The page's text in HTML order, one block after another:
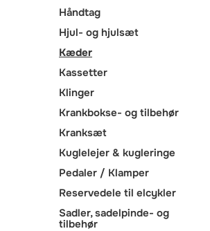
Håndtag
Hjul- og hjulsæt
Kæder
Kassetter
Klinger
Krankbokse- og tilbehør
Kranksæt
Kuglelejer & kugleringe
Pedaler / Klamper
Reservedele til elcykler
Sadler, sadelpinde- og
tilbehør